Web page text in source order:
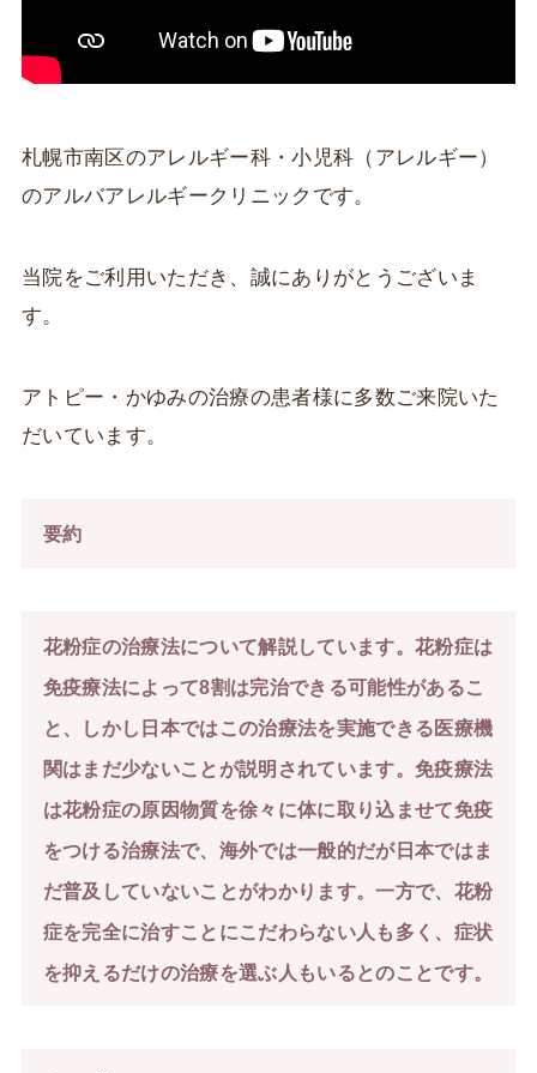
札幌市南区のアレルギー科・小児科（アレルギー）
のアルバアレルギークリニックです。
当院をご利用いただき、誠にありがとうございま
す。
アトピー・かゆみの治療の患者様に多数ご来院いた
だいています。
要約
花粉症の治療法について解説しています。花粉症は
免疫療法によって8割は完治できる可能性があるこ
と、しかし日本ではこの治療法を実施できる医療機
関はまだ少ないことが説明されています。免疫療法
は花粉症の原因物質を徐々に体に取り込ませて免疫
をつける治療法で、海外では一般的だが日本ではま
だ普及していないことがわかります。一方で、花粉
症を完全に治すことにこ だわらない人も多く、症状
を抑えるだけの治療を選ぶ人もいるとのことです。